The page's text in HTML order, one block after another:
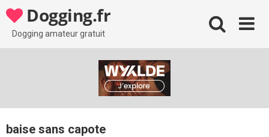
to
content
Dogging.fr
Dogging amateur gratuit
baise sans capote